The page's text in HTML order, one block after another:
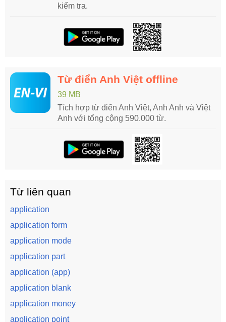
kiểm tra.
Từ điển Anh Việt offline
39 MB
Tích hợp từ điển Anh Việt, Anh Anh và Việt
Anh với tổng cộng 590.000 từ.
Từ liên quan
application
application form
application mode
application part
application (app)
application blank
application money
application point